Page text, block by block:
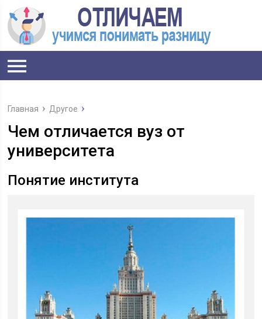
Главная Другое
Чем отличается вуз от
университета
Понятие института